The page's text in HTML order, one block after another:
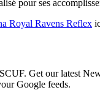
pour ses
Royal Ravens Reflex
Get our latest
Google feeds.